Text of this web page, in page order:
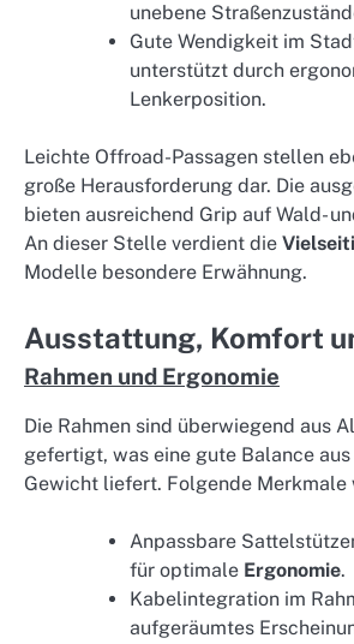
unebene
Gute Wendigkeit im
unterstützt durch
Lenkerposition.
Leichte Offroad-Passagen stellen
große Herausforderung dar. Die
bieten ausreichend Grip auf Wald-
An dieser Stelle verdient die
Modelle besondere Erwähnung.
Ausstattung, Komfort
Rahmen und Ergonomie
Die Rahmen sind überwiegend aus
gefertigt, was eine gute Balance
Gewicht liefert. Folgende Merkmale
Anpassbare
für optimale Ergonomie.
Kabelintegration im
aufgeräumtes